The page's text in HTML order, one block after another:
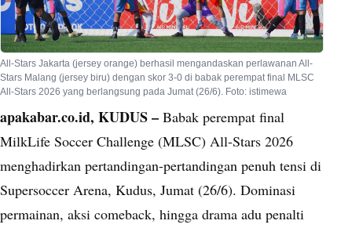
All-Stars Jakarta (jersey orange) berhasil mengandaskan perlawanan All-
Stars Malang (jersey biru) dengan skor 3-0 di babak perempat final MLSC
All-Stars 2026 yang berlangsung pada Jumat (26/6). Foto: istimewa
apakabar.co.id, KUDUS – Babak perempat final
MilkLife Soccer Challenge (MLSC) All-Stars 2026
menghadirkan pertandingan-pertandingan penuh tensi di
Supersoccer Arena, Kudus, Jumat (26/6). Dominasi
permainan, aksi comeback, hingga drama adu penalti